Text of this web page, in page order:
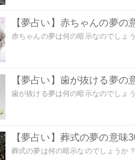
【夢占い】赤ちゃんの夢
赤ちゃんの夢は何の暗示なのでしょ
【夢占い】歯が抜ける夢の
歯が抜ける夢は何の暗示なのでしょ
【夢占い】葬式の夢の意味
葬式の夢は何の暗示なのでしょうか